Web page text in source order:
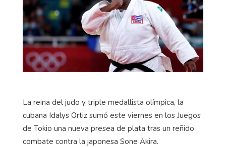
La reina del judo y triple medallista olímpica, la
cubana Idalys Ortiz sumó este viernes en los Juegos
de Tokio una nueva presea de plata tras un reñido
combate contra la japonesa Sone Akira.